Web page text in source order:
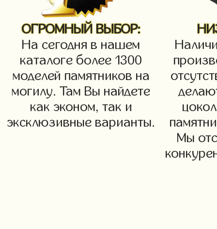
ОГРОМНЫЙ ВЫБОР:
На сегодня в нашем
каталоге более 1300
моделей памятников на
могилу. Там Вы найдете
как эконом, так и
эксклюзивные варианты.
Мы